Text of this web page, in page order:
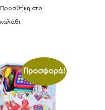
Προσθήκη στο
καλάθι
Προσφορά!